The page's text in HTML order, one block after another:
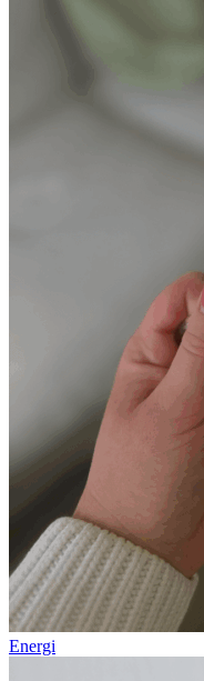
Energi